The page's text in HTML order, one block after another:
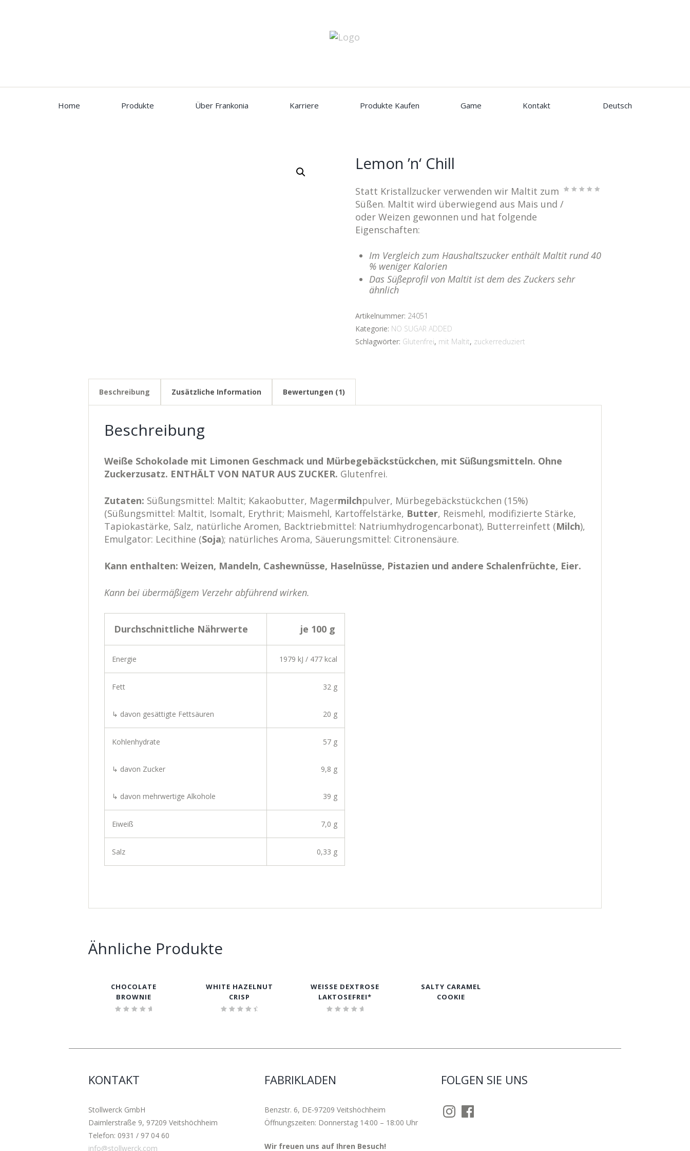
Home Produkte Über Frankonia Karriere Produkte Kaufen Game Kontakt Deutsch
Lemon ’n‘ Chill
Statt Kristallzucker verwenden wir Maltit zum
Süßen. Maltit wird überwiegend aus Mais und /
oder Weizen gewonnen und hat folgende
Eigenschaften:
Im Vergleich zum Haushaltszucker enthält Maltit rund 40
% weniger Kalorien
Das Süßeprofil von Maltit ist dem des Zuckers sehr
ähnlich
Artikelnummer: 24051
Kategorie: NO SUGAR ADDED
Schlagwörter: Glutenfrei, mit Maltit, zuckerreduziert
Beschreibung Zusätzliche Information Bewertungen (1)
Beschreibung
Weiße Schokolade mit Limonen Geschmack und Mürbegebäckstückchen, mit Süßungsmitteln. Ohne
Zuckerzusatz. ENTHÄLT VON NATUR AUS ZUCKER. Glutenfrei.
Zutaten: Süßungsmittel: Maltit; Kakaobutter, Magermilchpulver, Mürbegebäckstückchen (15%)
(Süßungsmittel: Maltit, Isomalt, Erythrit; Maismehl, Kartoffelstärke, Butter, Reismehl, modifizierte Stärke,
Tapiokastärke, Salz, natürliche Aromen, Backtriebmittel: Natriumhydrogencarbonat), Butterreinfett (Milch),
Emulgator: Lecithine (Soja); natürliches Aroma, Säuerungsmittel: Citronensäure.
Kann enthalten: Weizen, Mandeln, Cashewnüsse, Haselnüsse, Pistazien und andere Schalenfrüchte, Eier.
Kann bei übermäßigem Verzehr abführend wirken.
Durchschnittliche Nährwerte je 100 g
Energie 1979 kJ / 477 kcal
Fett 32 g
↳ davon gesättigte Fettsäuren 20 g
Kohlenhydrate 57 g
↳ davon Zucker 9,8 g
↳ davon mehrwertige Alkohole 39 g
Eiweiß 7,0 g
Salz 0,33 g
Ähnliche Produkte
CHOCOLATE
BROWNIE
WHITE HAZELNUT
CRISP
WEISSE DEXTROSE
LAKTOSEFREI*
SALTY CARAMEL
COOKIE
KONTAKT
Stollwerck GmbH
Daimlerstraße 9, 97209 Veitshöchheim
Telefon: 0931 / 97 04 60
info@stollwerck.com
FABRIKLADEN
Benzstr. 6, DE-97209 Veitshöchheim
Öffnungszeiten: Donnerstag 14:00 – 18:00 Uhr
Wir freuen uns auf Ihren Besuch!
FOLGEN SIE UNS
InstagramFacebook